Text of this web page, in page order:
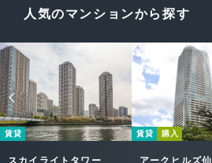
人気のマンションから探す
賃貸 賃貸 購入